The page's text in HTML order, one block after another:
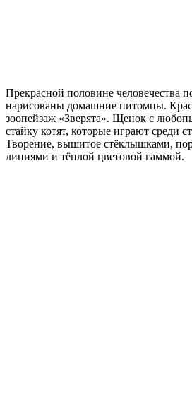
Прекрасной половине человечества
нарисованы домашние питомцы.
зоопейзаж «Зверята». Щенок с
стайку котят, которые играют среди
Творение, вышитое стёклышками,
линиями и тёплой цветовой гаммой.